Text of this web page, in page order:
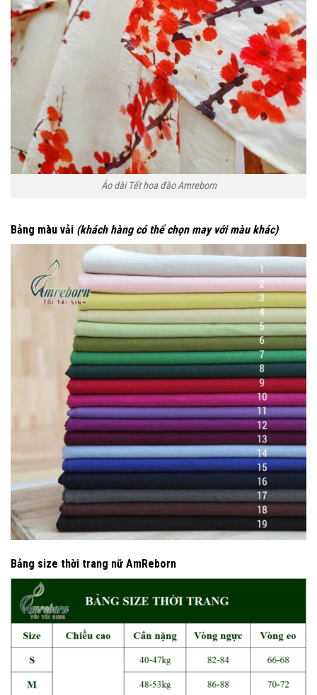
Áo dài Tết hoa đào Amreborn
Bảng màu vải (khách hàng có thể chọn may với màu khác)
Bảng size thời trang nữ AmReborn